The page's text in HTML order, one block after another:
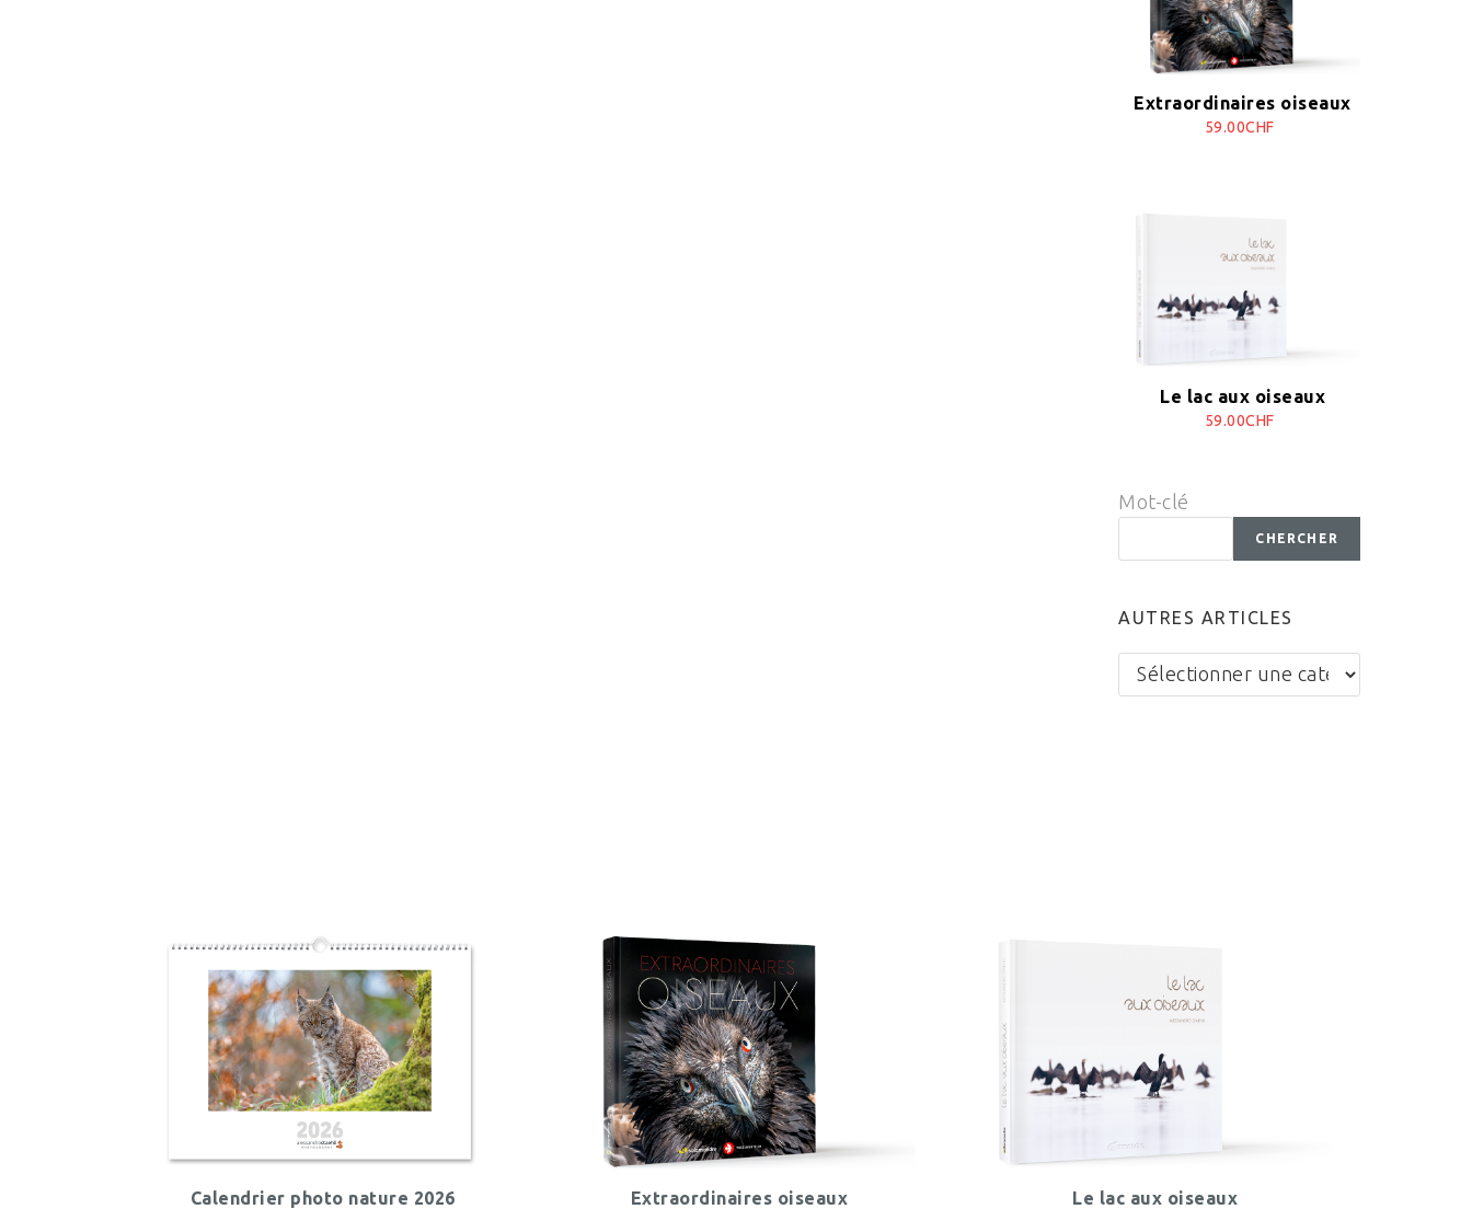
Extraordinaires oiseaux
59.00CHF
Le lac aux oiseaux
59.00CHF
Mot-clé
CHERCHER
AUTRES ARTICLES
Autres
articles
Calendrier photo nature 2026 Extraordinaires oiseaux Le lac aux oiseaux